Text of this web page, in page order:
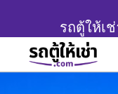
รถตู้ให้เ